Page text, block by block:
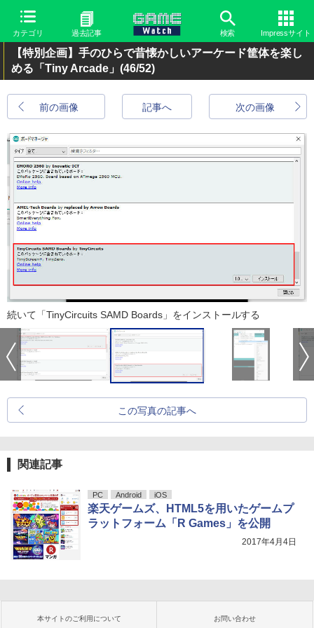
カテゴリ 過去記事 検索 Impressサイト
【特別企画】手のひらで昔懐かしいアーケード筐体を楽し
める「Tiny Arcade」 (46/52)
前の画像 次の画像
記事へ
続いて「TinyCircuits SAMD Boards」をインストールする
この写真の記事へ
関連記事
PC Android iOS
楽天ゲームズ、HTML5を用いたゲームプ
ラットフォーム「R Games」を公開
2017年4月4日
本サイトのご利用について お問い合わせ